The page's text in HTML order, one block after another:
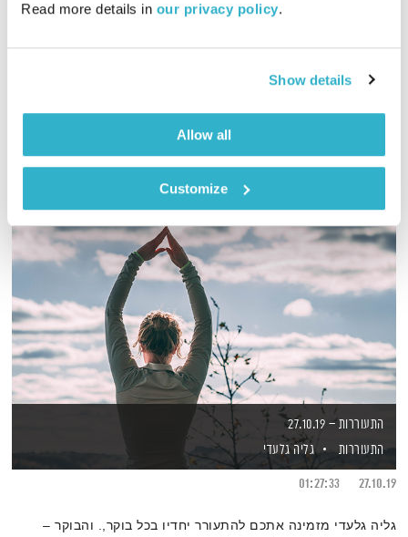
Read more details in our privacy policy.
Show details
Allow all
Customize
דליק ווליניץ ואסי עזריה פותחים את השבוע ומתבוננים יחדיו על
ענייני היום
התעוררות – 27.10.19
התעוררות
גליה גלעדי
27.10.19
01:27:33
גליה גלעדי מזמינה אתכם להתעורר יחדיו בכל בוקר,. והבוקר –